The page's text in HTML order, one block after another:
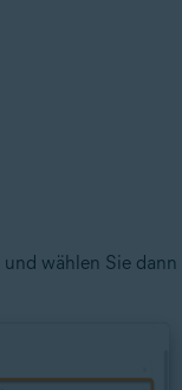
und wählen Sie dann